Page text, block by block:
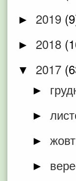
► 2019
► 2018
▼ 2017
►
►
►
►